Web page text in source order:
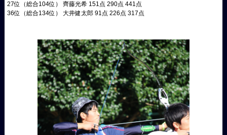
27位（総合104位） 齊藤光希 151点 290点 441点
36位（総合134位） 大井健太郎 91点 226点 317点